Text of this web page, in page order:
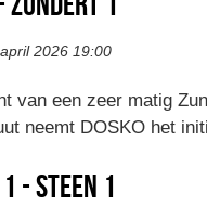
2026 19:00
van een zeer matig
neemt DOSKO het
- Steen 1